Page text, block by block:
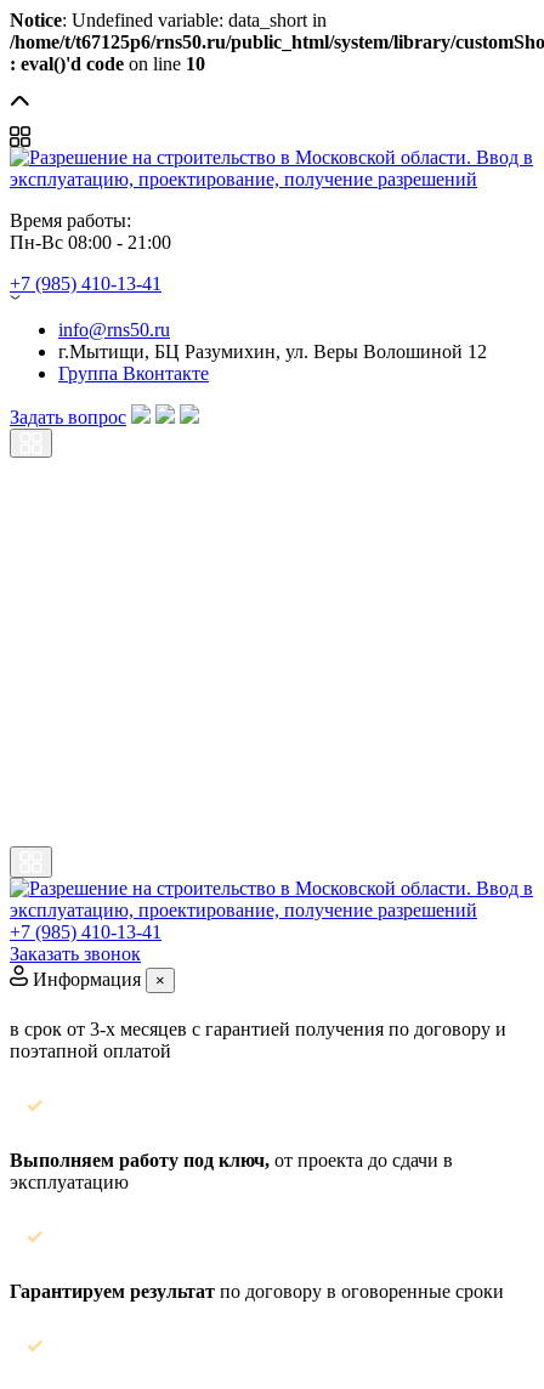
Notice: Undefined variable: data_short in
/home/t/t67125p6/rns50.ru/public_html/system/library/
: eval()'d code on line 10
Время работы:
Пн-Вс 08:00 - 21:00
+7 (985) 410-13-41
info@rns50.ru
г.Мытищи, БЦ Разумихин, ул. Веры Волошиной 12
Группа Вконтакте
Задать вопрос
+7 (985) 410-13-41
Заказать звонок
Информация
×
в срок от 3-х месяцев с гарантией получения по договору и
поэтапной оплатой
Выполняем работу под ключ, от проекта до сдачи в
эксплуатацию
Гарантируем результат по договору в оговоренные сроки